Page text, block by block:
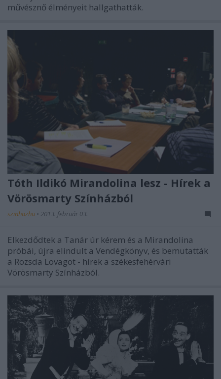
művésznő élményeit hallgathatták.
Tóth Ildikó Mirandolina lesz - Hírek a
Vörösmarty Színházból
szinhazhu • 2013. február 03.
Elkezdődtek a Tanár úr kérem és a Mirandolina
próbái, újra elindult a Vendégkönyv, és bemutatták
a Rozsda Lovagot - hírek a székesfehérvári
Vörösmarty Színházból.